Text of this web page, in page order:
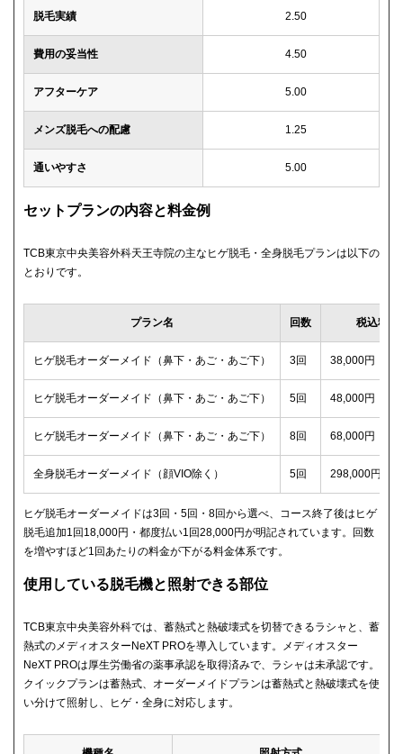
脱毛実績 2.50
費用の妥当性 4.50
アフターケア 5.00
メンズ脱毛への配慮 1.25
通いやすさ 5.00
セットプランの内容と料金例
TCB東京中央美容外科天王寺院の主なヒゲ脱毛・全身脱毛プランは以下の
とおりです。
プラン名 回数 税込料金
ヒゲ脱毛オーダーメイド（鼻下・あご・あご下） 3回 38,000円（税
ヒゲ脱毛オーダーメイド（鼻下・あご・あご下） 5回 48,000円（税
ヒゲ脱毛オーダーメイド（鼻下・あご・あご下） 8回 68,000円（税
全身脱毛オーダーメイド（顔VIO除く） 5回 298,000円（
ヒゲ脱毛オーダーメイドは3回・5回・8回から選べ、コース終了後はヒゲ
脱毛追加1回18,000円・都度払い1回28,000円が明記されています。回数
を増やすほど1回あたりの料金が下がる料金体系です。
使用している脱毛機と照射できる部位
TCB東京中央美容外科では、蓄熱式と熱破壊式を切替できるラシャと、蓄
熱式のメディオスターNeXT PROを導入しています。メディオスター
NeXT PROは厚生労働省の薬事承認を取得済みで、ラシャは未承認です。
クイックプランは蓄熱式、オーダーメイドプランは蓄熱式と熱破壊式を使
い分けて照射し、ヒゲ・全身に対応します。